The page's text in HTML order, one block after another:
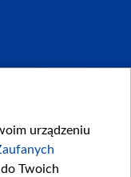
urządzeniu
Twoich